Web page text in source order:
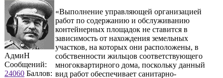
АдмиН
Сообщений:
24060 Баллов:
«Выполнение управляющей организацией
работ по содержанию и обслуживанию
контейнерных площадок не ставится в
зависимость от нахождения земельных
участков, на которых они расположены, в
собственности жильцов соответствующего
многоквартирного дома, поскольку данный
вид работ обеспечивает санитарно-